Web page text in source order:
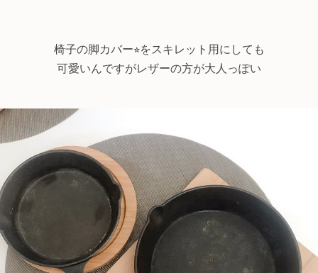
椅子の脚カバー⭐︎をスキレット用にしても
可愛いんですがレザーの方が大人っぽい